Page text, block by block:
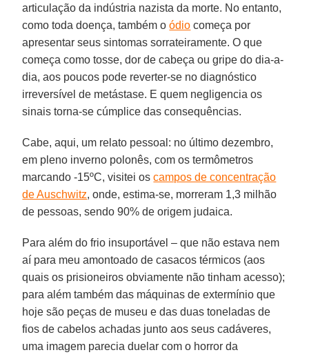
articulação da indústria nazista da morte. No entanto,
como toda doença, também oódio começa por
apresentar seus sintomas sorrateiramente. O que
começa como tosse, dor de cabeça ou gripe do dia-a-
dia, aos poucos pode reverter-se no diagnóstico
irreversível de metástase. E quem negligencia os
sinais torna-se cúmplice das consequências.
Cabe, aqui, um relato pessoal: no último dezembro,
em pleno inverno polonês, com os termômetros
marcando -15ºC, visitei oscampos de concentração
de Auschwitz, onde, estima-se, morreram 1,3 milhão
de pessoas, sendo 90% de origem judaica.
Para além do frio insuportável – que não estava nem
aí para meu amontoado de casacos térmicos (aos
quais os prisioneiros obviamente não tinham acesso);
para além também das máquinas de extermínio que
hoje são peças de museu e das duas toneladas de
fios de cabelos achadas junto aos seus cadáveres,
uma imagem parecia duelar com o horror da